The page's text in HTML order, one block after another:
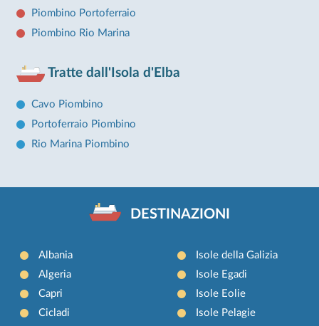
Piombino Portoferraio
Piombino Rio Marina
Tratte dall'Isola d'Elba
Cavo Piombino
Portoferraio Piombino
Rio Marina Piombino
DESTINAZIONI
Albania
Algeria
Capri
Cicladi
Isole della Galizia
Isole Egadi
Isole Eolie
Isole Pelagie